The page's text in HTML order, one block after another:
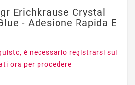
Erichkrause Crystal
- Adesione Rapida E
è necessario registrarsi sul
ora per procedere